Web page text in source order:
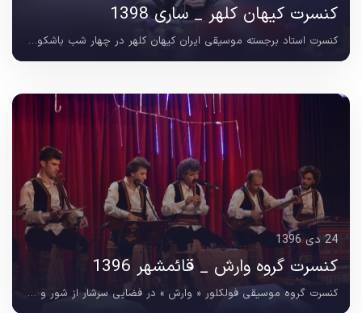
کنسرت کیهان کلهر _ ساری 1398
کنسرت استاد برجسته موسیقی ایران کیهان کلهر در چهار شب باشکوه و به یاد ماندنی از 26 تا 29 تیرماه 1398 در سالن هلال احمر شهر ساری برگزار شد ؛ این اجرا با فضایی سرشار از احساس...
24 دی 1396
کنسرت گروه وارش _ قائمشهر 1396
کنسرت گروه موسیقی فولکلور « وارش » در فضایی سرشار از شور و هویت بومی ، در 23 دی ماه 1396 و در دوسانس متوالی با استقبال گرم دوستداران موسیقی نواحی ، در سالن حر قائمشهر...